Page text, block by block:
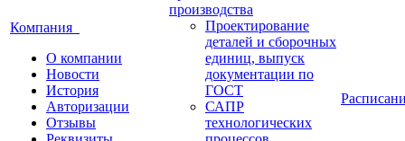
Компания
О компании
Новости
История
Авторизации
Отзывы
производства
Проектирование
деталей и сборочных
единиц, выпуск
документации по
ГОСТ
САПР
технологических